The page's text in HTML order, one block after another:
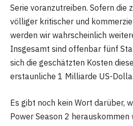
Serie voranzutreiben. Sofern die
völliger kritischer und
werden wir wahrscheinlich
Insgesamt sind offenbar fünf
sich die geschätzten Kosten
erstaunliche 1 Milliarde US-
Es gibt noch kein Wort darüber,
Power Season 2 herauskommen